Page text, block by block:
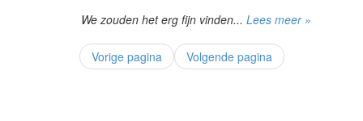
We zouden het erg fijn vinden... Lees meer »
Vorige pagina Volgende pagina